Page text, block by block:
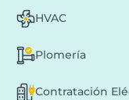
HVAC
Plomería
Contratación